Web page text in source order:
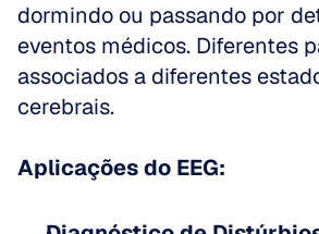
dormindo ou passando por
eventos médicos. Diferentes
associados a diferentes
cerebrais.
Aplicações do EEG: